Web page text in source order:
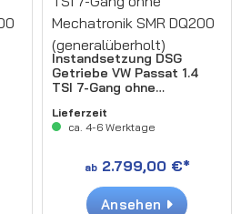
Instandsetzung DSG
Getriebe VW Passat 1.4
TSI 7-Gang ohne
(generalüberholt)
Lieferzeit
ca. 4-6 Werktage
ab2.799,00 €*
Ansehen